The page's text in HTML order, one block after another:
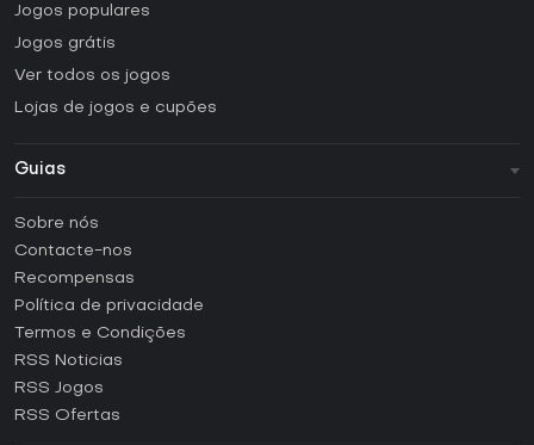
Jogos populares
Jogos grátis
Ver todos os jogos
Lojas de jogos e cupões
Guias
Como ativar uma CD Key Steam?
Como ativar uma CD Key Epic Games?
Como ativar uma CD Key GOG?
Como ativar uma CD Key Ubisoft Connect?
Sobre nós
Contacte-nos
Recompensas
Política de privacidade
Termos e Condições
RSS Noticias
RSS Jogos
RSS Ofertas